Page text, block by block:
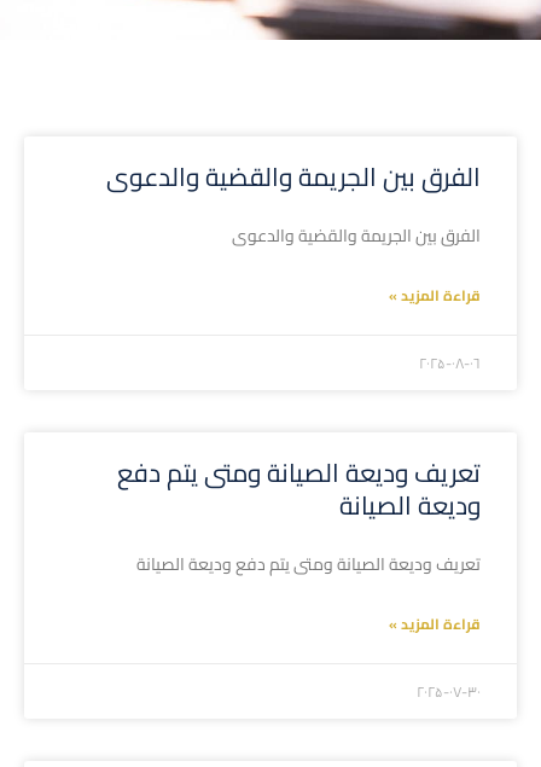
الفرق بين الجريمة والقضية والدعوى
الفرق بين الجريمة والقضية والدعوى
قراءة المزيد »
۲۰۲۵-۰۸-۰٦
تعريف وديعة الصيانة ومتى يتم دفع
وديعة الصيانة
تعريف وديعة الصيانة ومتى يتم دفع وديعة الصيانة
قراءة المزيد »
۲۰۲۵-۰۷-۳۰